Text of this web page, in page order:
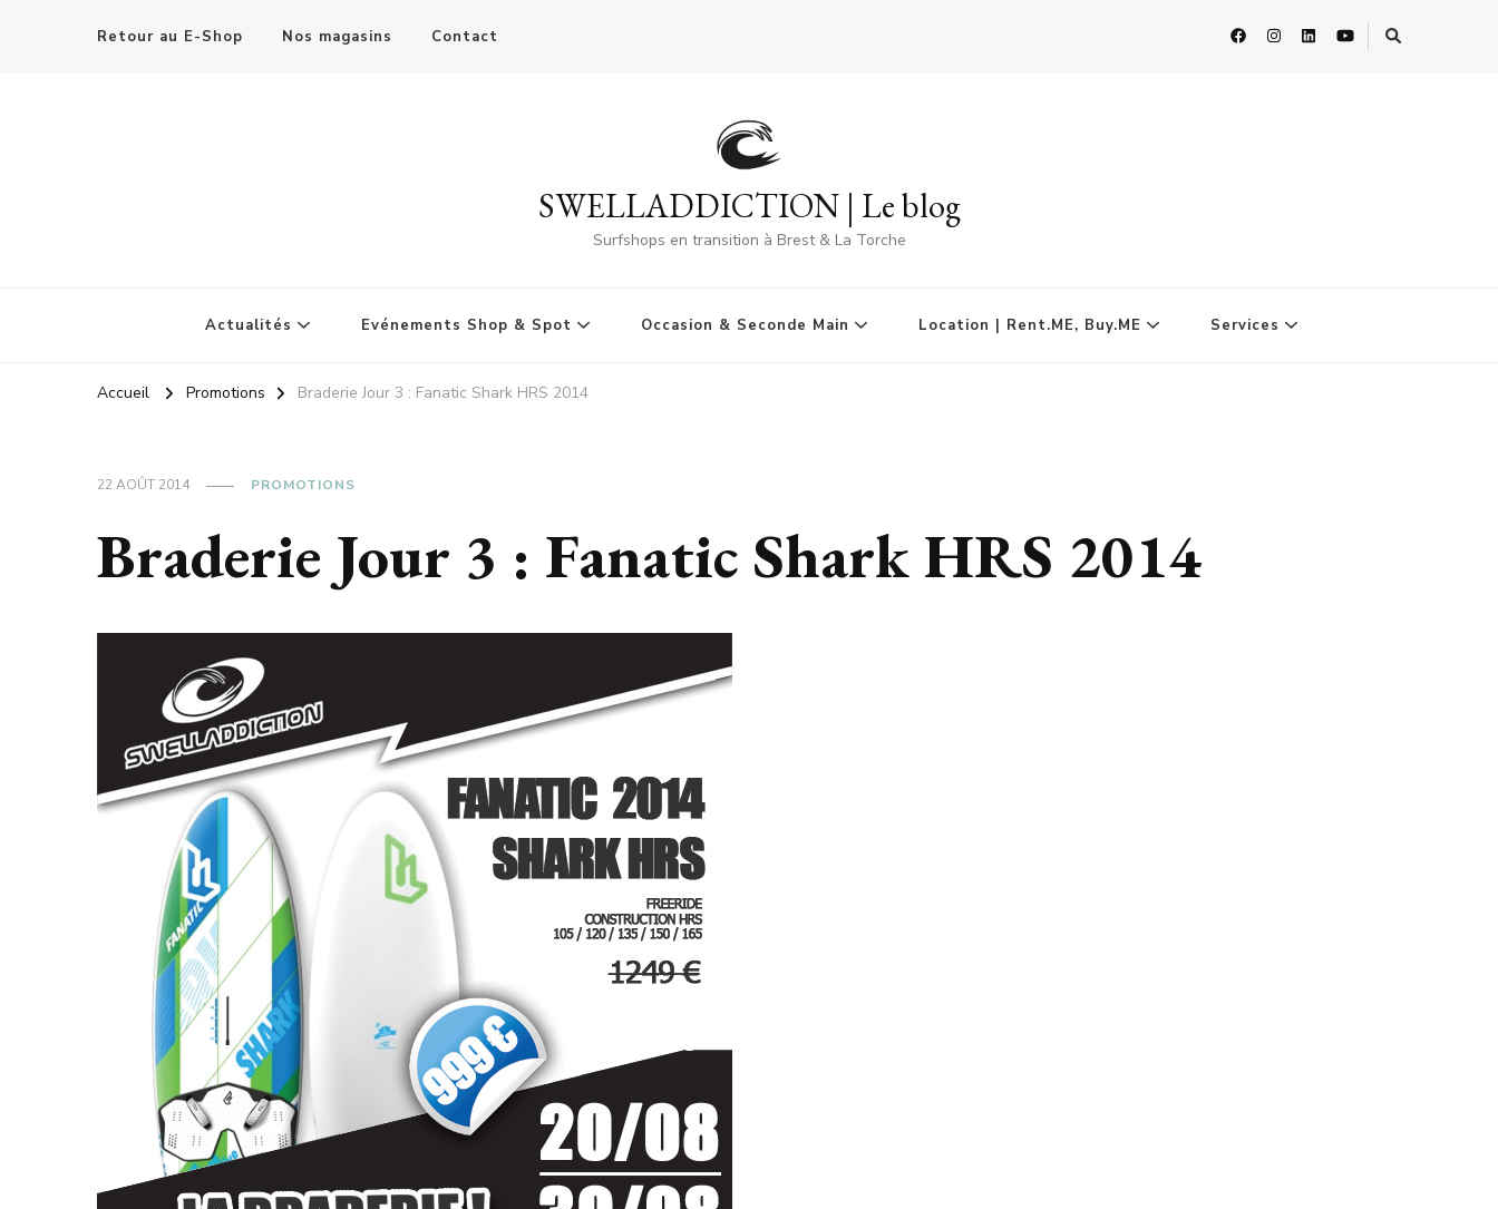
Retour au E-Shop Nos magasins Contact
SWELLADDICTION | Le blog
Surfshops en transition à Brest & La Torche
Actualités Evénements Shop & Spot Occasion & Seconde Main Location | Rent.ME, Buy.ME Services
Accueil Promotions Braderie Jour 3 : Fanatic Shark HRS 2014
22 AOÛT 2014 PROMOTIONS
Braderie Jour 3 : Fanatic Shark HRS 2014